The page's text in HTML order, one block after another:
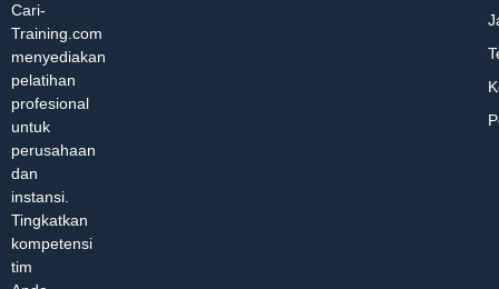
Cari-
Training.com
menyediakan
pelatihan
profesional
untuk
perusahaan
dan
instansi.
Tingkatkan
kompetensi
tim